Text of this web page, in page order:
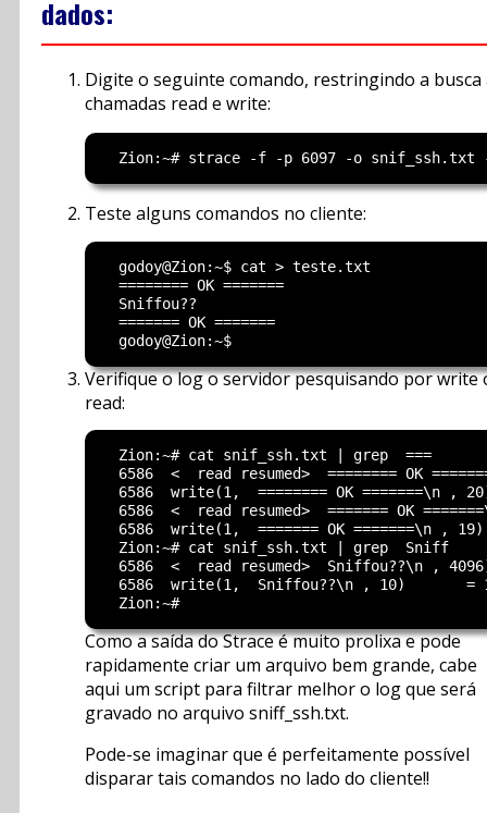
dados:
Digite o seguinte comando, restringindo a busca
chamadas read e write:
Teste alguns comandos no cliente:
  godoy@Zion:~$ cat > teste.txt
  ======== OK =======
  Sniffou??
  ======= OK =======
Verifique o log o servidor pesquisando por write
read:
  Zion:~# cat snif_ssh.txt | grep  ===
6586  <  read resumed>  ======== OK
6586  write(1,  ======== OK =======\n ,
6586  <  read resumed>  ======= OK
6586  write(1,  ======= OK =======\n ,
  Zion:~# cat snif_ssh.txt | grep  Sniff
6586  <  read resumed>  Sniffou??\n ,
6586  write(1,  Sniffou??\n , 10)       =
Como a saída do Strace é muito prolixa e pode
rapidamente criar um arquivo bem grande, cabe
aqui um script para filtrar melhor o log que será
gravado no arquivo sniff_ssh.txt.
Pode-se imaginar que é perfeitamente possível
disparar tais comandos no lado do cliente!!